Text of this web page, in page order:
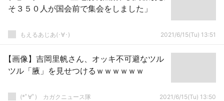
そ３５０人が国会前で集会をしました」
もえるあじあ(･∀･) 2021/6/15(Tu) 13:51
【画像】吉岡里帆さん、オッキ不可避なツル
ツル「腋」を見せつけるｗｗｗｗｗｗ
(*ﾟ∀ﾟ)ゞカガクニュース隊 2021/6/15(Tu) 13:50